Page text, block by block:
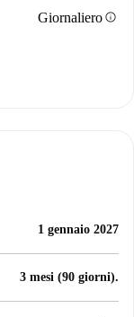
Giornalieroinfo
1 gennaio 2027
3 mesi (90 giorni).